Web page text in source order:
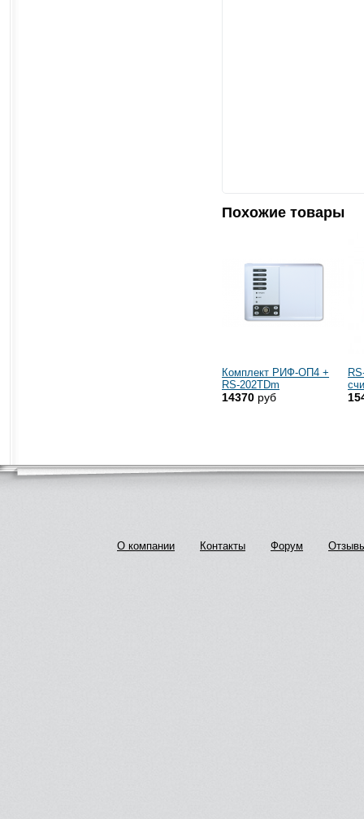
Похожие товары
Комплект РИФ-ОП4 +
RS-202TDm
14370 руб
О компании Контакты Форум